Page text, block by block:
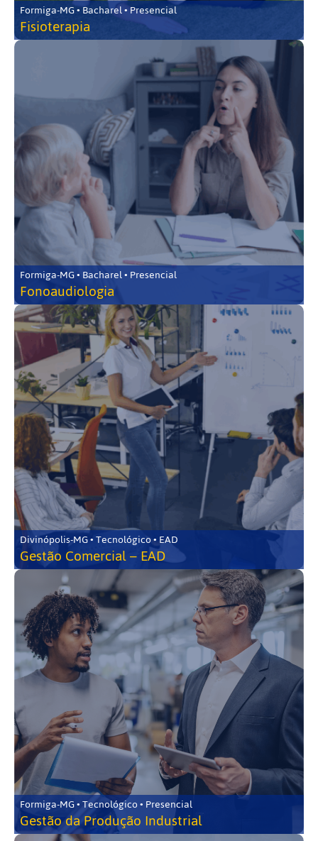
Formiga-MG • Bacharel • Presencial
Fisioterapia
Formiga-MG • Bacharel • Presencial
Fonoaudiologia
Divinópolis-MG • Tecnológico • EAD
Gestão Comercial – EAD
Formiga-MG • Tecnológico • Presencial
Gestão da Produção Industrial